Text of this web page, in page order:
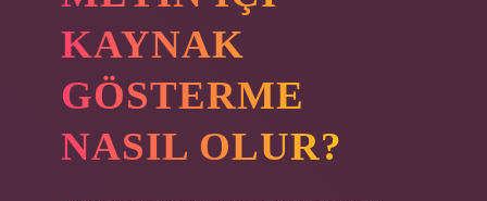
KAYNAK
GÖSTERME
NASIL OLUR?